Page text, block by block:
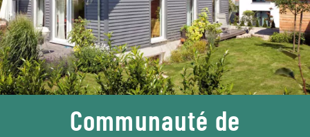
Communauté de